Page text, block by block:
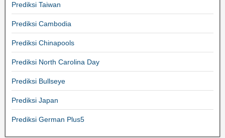
Prediksi Taiwan
Prediksi Cambodia
Prediksi Chinapools
Prediksi North Carolina Day
Prediksi Bullseye
Prediksi Japan
Prediksi German Plus5